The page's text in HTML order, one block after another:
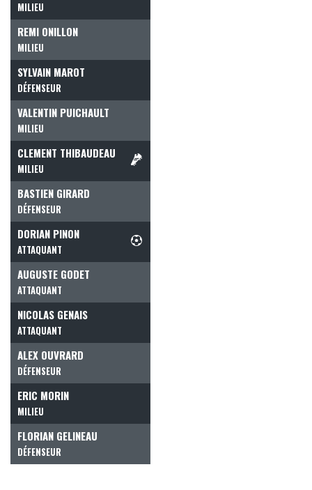
MILIEU
REMI ONILLON
MILIEU
SYLVAIN MAROT
DÉFENSEUR
VALENTIN PUICHAULT
MILIEU
CLEMENT THIBAUDEAU
MILIEU
BASTIEN GIRARD
DÉFENSEUR
DORIAN PINON
ATTAQUANT
AUGUSTE GODET
ATTAQUANT
NICOLAS GENAIS
ATTAQUANT
ALEX OUVRARD
DÉFENSEUR
ERIC MORIN
MILIEU
FLORIAN GELINEAU
DÉFENSEUR